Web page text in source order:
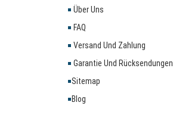
Über Uns
FAQ
Versand Und Zahlung
Garantie Und Rücksendungen
Sitemap
Blog